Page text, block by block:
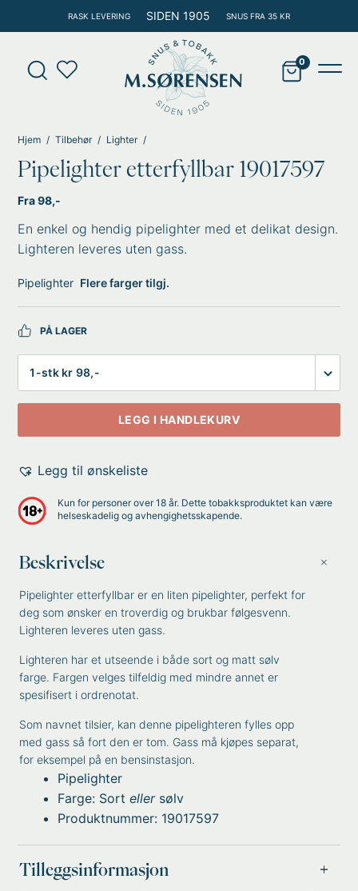
rett
innholdet
RASK LEVERING SIDEN 1905 SNUS FRA 35 KR
Products
search
Hjem Tilbehør Lighter
Pipelighter etterfyllbar 19017597
Fra 98,-
En enkel og hendig pipelighter med et delikat design.
Lighteren leveres uten gass.
Pipelighter Flere farger tilgj.
PÅ LAGER
LEGG I HANDLEKURV
Legg til ønskeliste
Kun for personer over 18 år. Dette tobakksproduktet kan være
helseskadelig og avhengighetsskapende.
Beskrivelse
Pipelighter etterfyllbar er en liten pipelighter, perfekt for
deg som ønsker en troverdig og brukbar følgesvenn.
Lighteren leveres uten gass.
Lighteren har et utseende i både sort og matt sølv
farge. Fargen velges tilfeldig med mindre annet er
spesifisert i ordrenotat.
Som navnet tilsier, kan denne pipelighteren fylles opp
med gass så fort den er tom. Gass må kjøpes separat,
for eksempel på en bensinstasjon.
Pipelighter
Farge: Sortellersølv
Produktnummer: 19017597
Tilleggsinformasjon